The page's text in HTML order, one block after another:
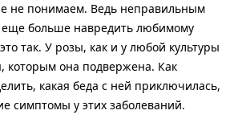
не понимаем. Ведь неправильным
больше навредить любимому
так. У розы, как и у любой культуры
которым она подвержена. Как
какая беда с ней приключилась,
симптомы у этих заболеваний.